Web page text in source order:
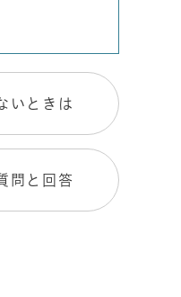
いときは
問と回答